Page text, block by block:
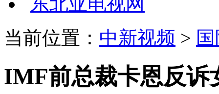
当前位置： 中新视频 >
IMF前总裁卡恩反诉